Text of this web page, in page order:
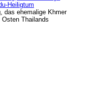
das ehemalige Khmer
Osten Thailands